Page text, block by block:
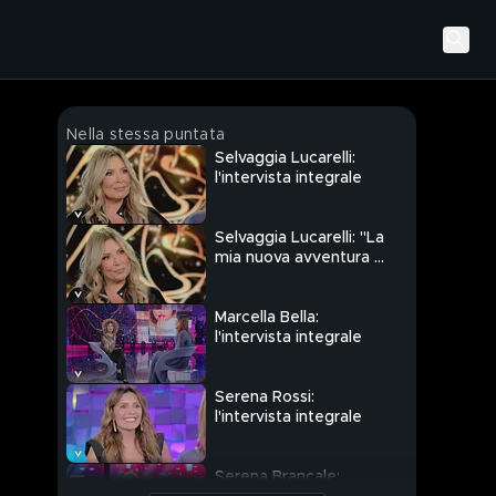
Nella stessa puntata
Selvaggia Lucarelli:
l'intervista integrale
Selvaggia Lucarelli: "La
mia nuova avventura a
Marcella Bella:
l'intervista integrale
Serena Rossi:
l'intervista integrale
Serena Brancale: